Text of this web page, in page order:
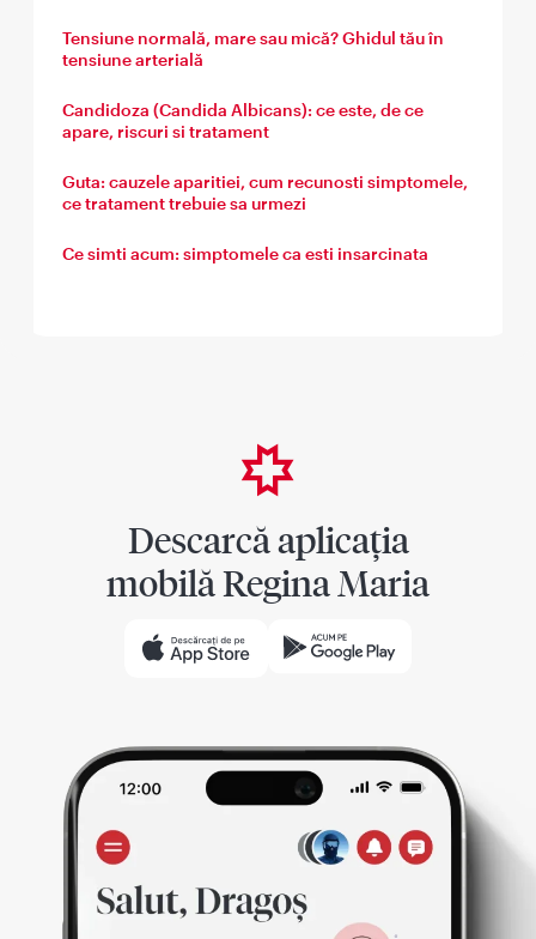
Tensiune normală, mare sau mică? Ghidul tău în
tensiune arterială
Candidoza (Candida Albicans): ce este, de ce
apare, riscuri si tratament
Guta: cauzele aparitiei, cum recunosti simptomele,
ce tratament trebuie sa urmezi
Ce simti acum: simptomele ca esti insarcinata
Descarcă aplicația
mobilă Regina Maria